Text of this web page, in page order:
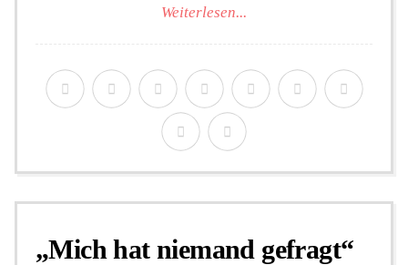
Weiterlesen...
„Mich hat niemand gefragt“